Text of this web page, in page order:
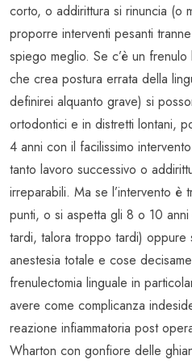
corto, o addirittura si rinuncia (o
proporre interventi pesanti
spiego meglio. Se c’è un
che crea postura errata della
definirei alquanto grave) si
ortodontici e in distretti lontani,
4 anni con il facilissimo
tanto lavoro successivo o
irreparabili. Ma se l’intervento è
punti, o si aspetta gli 8 o 10
tardi, talora troppo tardi) oppure
anestesia totale e cose
frenulectomia linguale in
avere come complicanza
reazione infiammatoria post
Wharton con gonfiore delle